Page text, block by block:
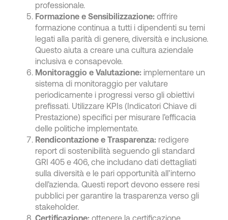
professionale.
Formazione e Sensibilizzazione: offrire
formazione continua a tutti i dipendenti su temi
legati alla parità di genere, diversità e inclusione.
Questo aiuta a creare una cultura aziendale
inclusiva e consapevole.
Monitoraggio e Valutazione: implementare un
sistema di monitoraggio per valutare
periodicamente i progressi verso gli obiettivi
prefissati. Utilizzare KPIs (Indicatori Chiave di
Prestazione) specifici per misurare l’efficacia
delle politiche implementate.
Rendicontazione e Trasparenza: redigere
report di sostenibilità seguendo gli standard
GRI 405 e 406, che includano dati dettagliati
sulla diversità e le pari opportunità all’interno
dell’azienda. Questi report devono essere resi
pubblici per garantire la trasparenza verso gli
stakeholder.
Certificazione: ottenere la certificazione